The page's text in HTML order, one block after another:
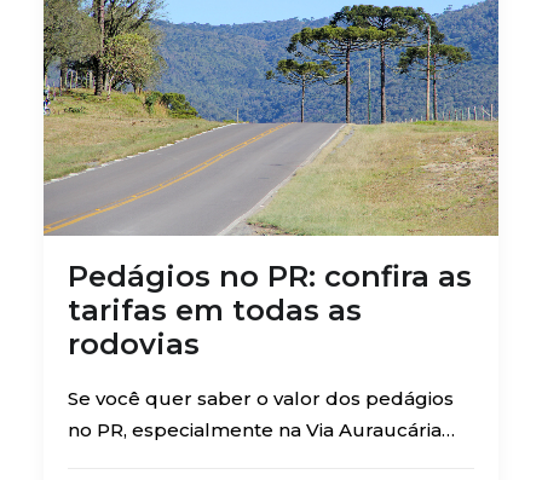
Pedágios no PR: confira as
tarifas em todas as
rodovias
Se você quer saber o valor dos pedágios
no PR, especialmente na Via Auraucária…